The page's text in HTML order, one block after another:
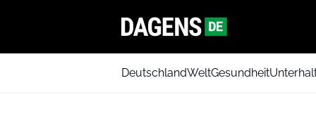
DeutschlandWeltGesundheit